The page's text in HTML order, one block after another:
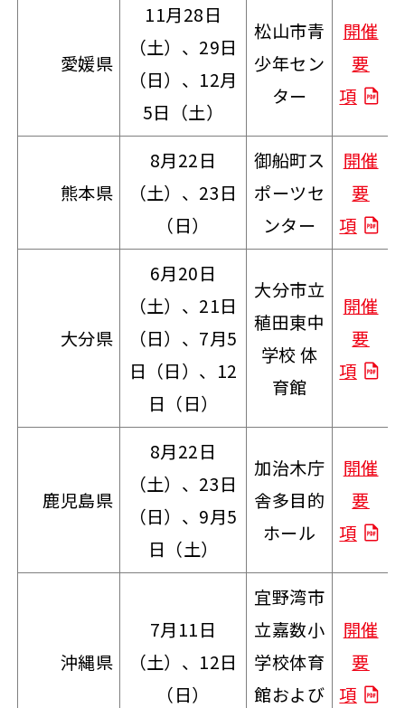
愛媛県
11月28日
（土）、29日
（日）、12月
5日（土）
松山市青
少年セン
ター
開催
要
項
熊本県
8月22日
（土）、23日
（日）
御船町ス
ポーツセ
ンター
開催
要
項
大分県
6月20日
（土）、21日
（日）、7月5
日（日）、12
日（日）
大分市立
稙田東中
学校 体
育館
開催
要
項
鹿児島県
8月22日
（土）、23日
（日）、9月5
日（土）
加治木庁
舎多目的
ホール
開催
要
項
沖縄県
7月11日
（土）、12日
（日）
宜野湾市
立嘉数小
学校体育
館および
開催
要
項